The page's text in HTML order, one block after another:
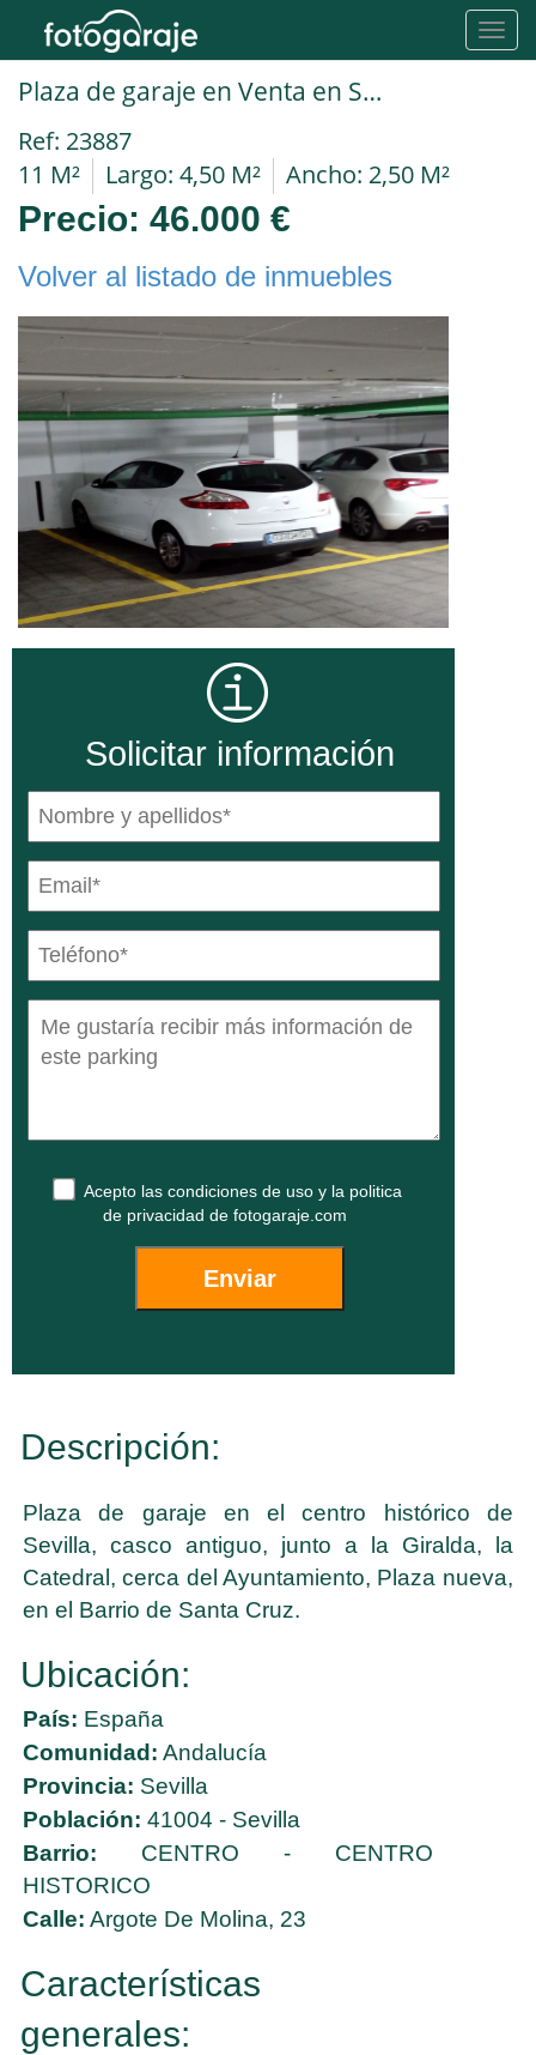
Plaza de garaje en Venta en Sevilla en CENTRO - CENTRO HISTORICO Argote De Molina
Ref: 23887
11 M²
Largo: 4,50 M² Ancho: 2,50 M²
Precio: 46.000 €
Volver al listado de inmuebles
Solicitar información
Acepto las condiciones de uso y la politica
de privacidad de fotogaraje.com
Descripción:
Plaza de garaje en el centro histórico de
Sevilla, casco antiguo, junto a la Giralda, la
Catedral, cerca del Ayuntamiento, Plaza nueva,
en el Barrio de Santa Cruz.
Ubicación:
País: España
Comunidad: Andalucía
Provincia: Sevilla
Población: 41004 - Sevilla
Barrio: CENTRO - CENTRO
HISTORICO
Calle: Argote De Molina, 23
Características
generales: